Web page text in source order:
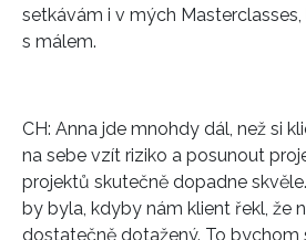
setkávám i v mých
s málem.
CH: Anna jde mnohdy dál, než si
na sebe vzít riziko a posunout
projektů skutečně dopadne
by byla, kdyby nám klient řekl, že
dostatečně dotažený. To bychom